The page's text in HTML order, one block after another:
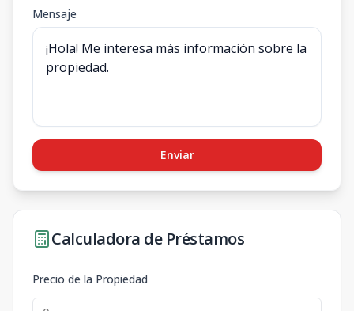
Mensaje
Enviar
Calculadora de Préstamos
Precio de la Propiedad